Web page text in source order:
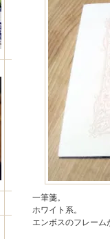
一筆箋。
ホワイト系。
エンボスのフレー